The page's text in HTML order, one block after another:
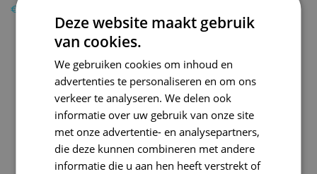
€
Deze website maakt gebruik
van cookies.
We gebruiken cookies om inhoud en
advertenties te personaliseren en om ons
verkeer te analyseren. We delen ook
informatie over uw gebruik van onze site
met onze advertentie- en analysepartners,
die deze kunnen combineren met andere
informatie die u aan hen heeft verstrekt of